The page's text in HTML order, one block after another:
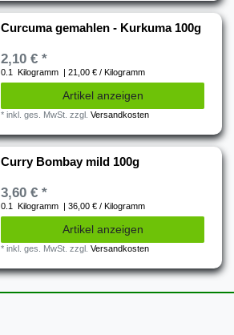
Curcuma gemahlen - Kurkuma 100g
2,10 € *
0.1 Kilogramm | 21,00 € / Kilogramm
Artikel anzeigen
*inkl. ges. MwSt. zzgl.Versandkosten
Curry Bombay mild 100g
3,60 € *
0.1 Kilogramm | 36,00 € / Kilogramm
Artikel anzeigen
*inkl. ges. MwSt. zzgl.Versandkosten